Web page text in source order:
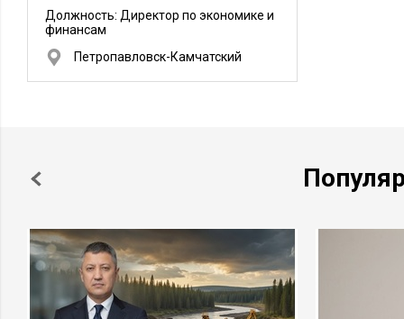
Должность: Директор по экономике и
финансам
Петропавловск-Камчатский